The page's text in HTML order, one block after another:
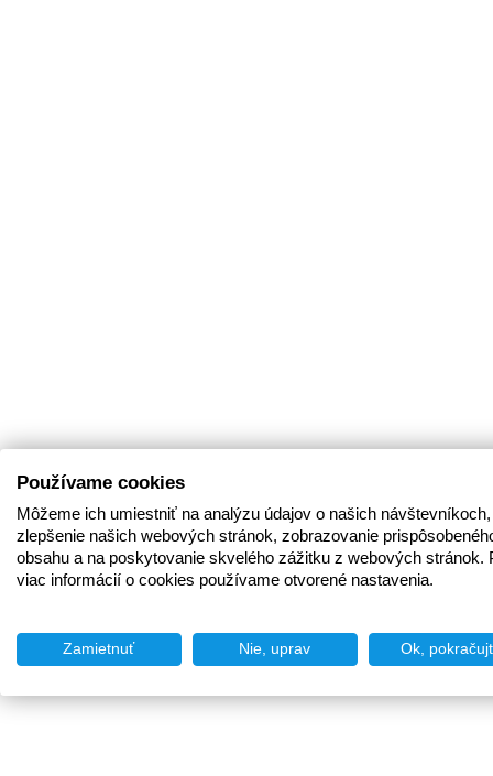
Používame cookies
Môžeme ich umiestniť na analýzu údajov o našich
zlepšenie našich webových stránok, zobrazovanie
obsahu a na poskytovanie skvelého zážitku z webových stránok.
viac informácií o cookies používame otvorené nastavenia.
Zamietnuť Nie, uprav Ok,